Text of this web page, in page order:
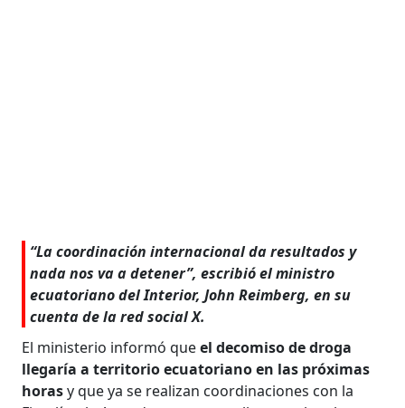
“La coordinación internacional da resultados y
nada nos va a detener”, escribió el ministro
ecuatoriano del Interior, John Reimberg, en su
cuenta de la red social X.
El ministerio informó queel decomiso de droga
llegaría a territorio ecuatoriano en las próximas
horasy que ya se realizan coordinaciones con la